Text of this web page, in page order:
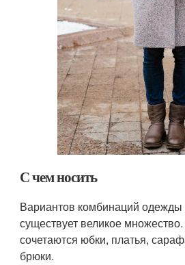
С чем носить
Вариантов комбинаций одежды
существует великое
сочетаются юбки, платья,
брюки.